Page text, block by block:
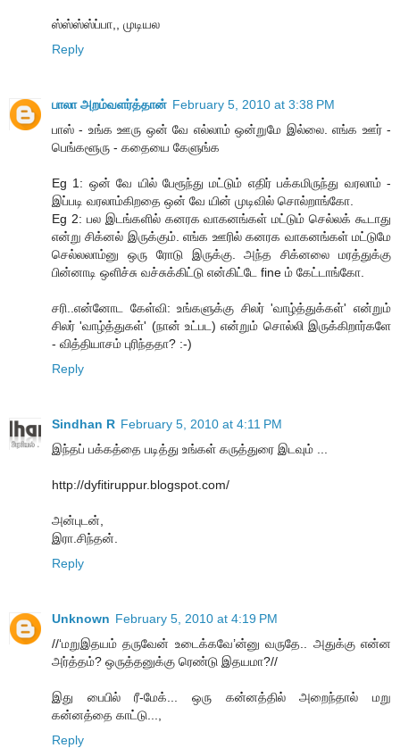
ஸ்ஸ்ஸ்ஸ்ப்பா,, முடியல
Reply
பாலா அறம்வளர்த்தான் February 5, 2010 at 3:38 PM
பாஸ் - உங்க ஊரு ஒன் வே எல்லாம் ஒன்றுமே இல்லை. எங்க ஊர் -
பெங்களூரு - கதையை கேளுங்க
Eg 1: ஒன் வே யில் பேரூந்து மட்டும் எதிர் பக்கமிருந்து வரலாம் -
இப்படி வரலாம்கிறதை ஒன் வே யின் முடிவில் சொல்றாங்கோ.
Eg 2: பல இடங்களில் கனரக வாகனங்கள் மட்டும் செல்லக் கூடாது
என்று சிக்னல் இருக்கும். எங்க ஊரில் கனரக வாகனங்கள் மட்டுமே
செல்லலாம்னு ஒரு ரோடு இருக்கு. அந்த சிக்னலை மரத்துக்கு
பின்னாடி ஒளிச்சு வச்சுக்கிட்டு என்கிட்டே fine ம் கேட்டாங்கோ.
சரி..என்னோட கேள்வி: உங்களுக்கு சிலர் 'வாழ்த்துக்கள்' என்றும்
சிலர் 'வாழ்த்துகள்' (நான் உட்பட) என்றும் சொல்லி இருக்கிறார்களே
- வித்தியாசம் புரிந்ததா? :-)
Reply
Sindhan R February 5, 2010 at 4:11 PM
இந்தப் பக்கத்தை படித்து உங்கள் கருத்துரை இடவும் ...
http://dyfitiruppur.blogspot.com/
அன்புடன்,
இரா.சிந்தன்.
Reply
Unknown February 5, 2010 at 4:19 PM
//‘மறுஇதயம் தருவேன் உடைக்கவே’ன்னு வருதே.. அதுக்கு என்ன
அர்த்தம்? ஒருத்தனுக்கு ரெண்டு இதயமா?//
இது பைபில் ரீ-மேக்... ஒரு கன்னத்தில் அறைந்தால் மறு
கன்னத்தை காட்டு...,
Reply